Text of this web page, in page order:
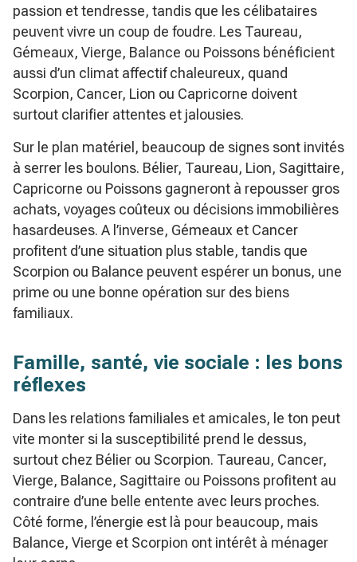
passion et tendresse, tandis que les célibataires
peuvent vivre un coup de foudre. Les Taureau,
Gémeaux, Vierge, Balance ou Poissons bénéficient
aussi d’un climat affectif chaleureux, quand
Scorpion, Cancer, Lion ou Capricorne doivent
surtout clarifier attentes et jalousies.
Sur le plan matériel, beaucoup de signes sont invités
à serrer les boulons. Bélier, Taureau, Lion, Sagittaire,
Capricorne ou Poissons gagneront à repousser gros
achats, voyages coûteux ou décisions immobilières
hasardeuses. A l’inverse, Gémeaux et Cancer
profitent d’une situation plus stable, tandis que
Scorpion ou Balance peuvent espérer un bonus, une
prime ou une bonne opération sur des biens
familiaux.
Famille, santé, vie sociale : les bons
réflexes
Dans les relations familiales et amicales, le ton peut
vite monter si la susceptibilité prend le dessus,
surtout chez Bélier ou Scorpion. Taureau, Cancer,
Vierge, Balance, Sagittaire ou Poissons profitent au
contraire d’une belle entente avec leurs proches.
Côté forme, l’énergie est là pour beaucoup, mais
Balance, Vierge et Scorpion ont intérêt à ménager